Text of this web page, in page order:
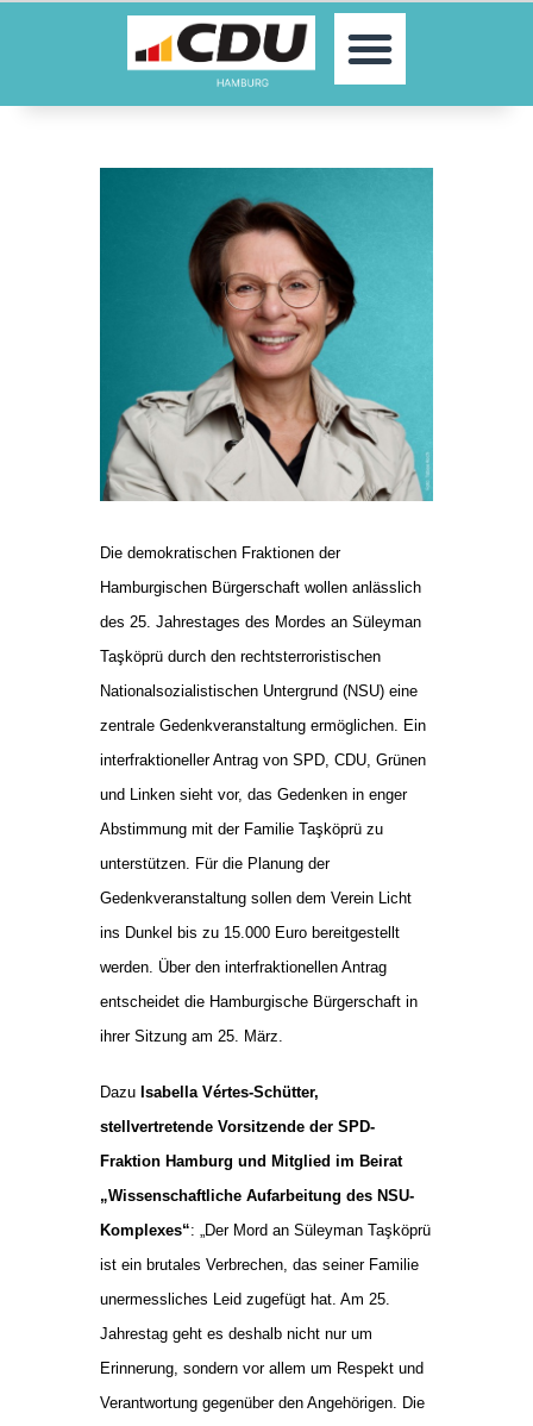
MOIN!
AKTUELLES
PARLAMENTE
KONTAKT
SPENDEN
MITGLIED WERDEN!
Die demokratischen Fraktionen der
Hamburgischen Bürgerschaft wollen anlässlich
des 25. Jahrestages des Mordes an Süleyman
Taşköprü durch den rechtsterroristischen
Nationalsozialistischen Untergrund (NSU) eine
zentrale Gedenkveranstaltung ermöglichen. Ein
interfraktioneller Antrag von SPD, CDU, Grünen
und Linken sieht vor, das Gedenken in enger
Abstimmung mit der Familie Taşköprü zu
unterstützen. Für die Planung der
Gedenkveranstaltung sollen dem Verein Licht
ins Dunkel bis zu 15.000 Euro bereitgestellt
werden. Über den interfraktionellen Antrag
entscheidet die Hamburgische Bürgerschaft in
ihrer Sitzung am 25. März.
Dazu Isabella Vértes-Schütter,
stellvertretende Vorsitzende der SPD-
Fraktion Hamburg und Mitglied im Beirat
„Wissenschaftliche Aufarbeitung des NSU-
Komplexes“: „Der Mord an Süleyman Taşköprü
ist ein brutales Verbrechen, das seiner Familie
unermessliches Leid zugefügt hat. Am 25.
Jahrestag geht es deshalb nicht nur um
Erinnerung, sondern vor allem um Respekt und
Verantwortung gegenüber den Angehörigen. Die